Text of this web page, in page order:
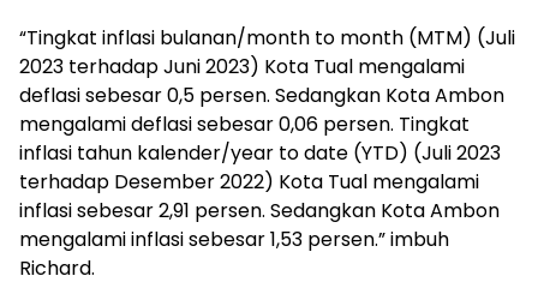
“Tingkat inflasi bulanan/month to month (MTM) (Juli
2023 terhadap Juni 2023) Kota Tual mengalami
deflasi sebesar 0,5 persen. Sedangkan Kota Ambon
mengalami deflasi sebesar 0,06 persen. Tingkat
inflasi tahun kalender/year to date (YTD) (Juli 2023
terhadap Desember 2022) Kota Tual mengalami
inflasi sebesar 2,91 persen. Sedangkan Kota Ambon
mengalami inflasi sebesar 1,53 persen.” imbuh
Richard.